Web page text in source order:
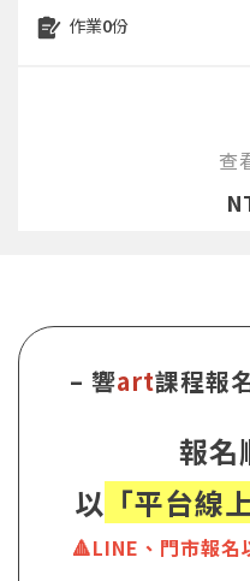
作業0份
查
– 響art課程報
報名
以 「平台線
🔺LINE、門市報名